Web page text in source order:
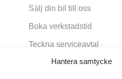
Hantera samtycke
Sälj din bil till oss
Boka verkstadstid
Teckna serviceavtal